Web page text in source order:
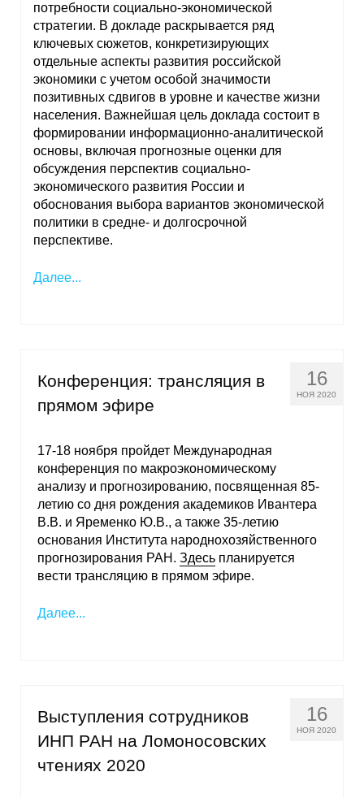
Диссертационный совет
О совете
Материалы
Конкурсы и вакансии
Контакты
потребности социально-экономической
стратегии. В докладе раскрывается ряд
ключевых сюжетов, конкретизирующих
отдельные аспекты развития российской
экономики с учетом особой значимости
позитивных сдвигов в уровне и качестве жизни
населения. Важнейшая цель доклада состоит в
формировании информационно-аналитической
основы, включая прогнозные оценки для
обсуждения перспектив социально-
экономического развития России и
обоснования выбора вариантов экономической
политики в средне- и долгосрочной
перспективе.
Далее...
16
НОЯ 2020
Конференция: трансляция в
прямом эфире
17-18 ноября пройдет Международная
конференция по макроэкономическому
анализу и прогнозированию, посвященная 85-
летию со дня рождения академиков Ивантера
В.В. и Яременко Ю.В., а также 35-летию
основания Института народнохозяйственного
прогнозирования РАН. Здесь планируется
вести трансляцию в прямом эфире.
Далее...
16
НОЯ 2020
Выступления сотрудников
ИНП РАН на Ломоносовских
чтениях 2020